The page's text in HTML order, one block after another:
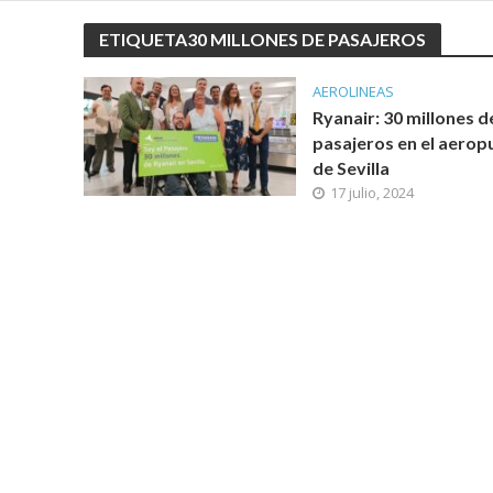
ETIQUETA30 MILLONES DE PASAJEROS
AEROLINEAS
Ryanair: 30 millones
pasajeros en el
de Sevilla
17 julio, 2024